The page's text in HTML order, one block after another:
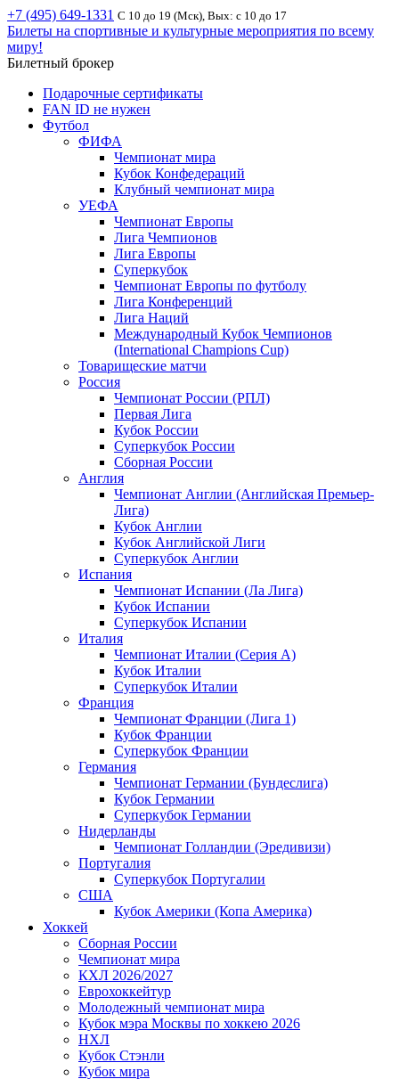
+7 (495) 649-1331 С 10 до 19 (Мск), Вых: с 10 до 17
Билеты на спортивные и культурные мероприятия по всему
миру!
Билетный брокер
Подарочные сертификаты
FAN ID не нужен
Футбол
ФИФА
Чемпионат мира
Кубок Конфедераций
Клубный чемпионат мира
УЕФА
Чемпионат Европы
Лига Чемпионов
Лига Европы
Суперкубок
Чемпионат Европы по футболу
Лига Конференций
Лига Наций
Международный Кубок Чемпионов
(International Champions Cup)
Товарищеские матчи
Россия
Чемпионат России (РПЛ)
Первая Лига
Кубок России
Суперкубок России
Сборная России
Англия
Чемпионат Англии (Английская Премьер-
Лига)
Кубок Англии
Кубок Английской Лиги
Суперкубок Англии
Испания
Чемпионат Испании (Ла Лига)
Кубок Испании
Суперкубок Испании
Италия
Чемпионат Италии (Серия А)
Кубок Италии
Суперкубок Италии
Франция
Чемпионат Франции (Лига 1)
Кубок Франции
Суперкубок Франции
Германия
Чемпионат Германии (Бундеслига)
Кубок Германии
Суперкубок Германии
Нидерланды
Чемпионат Голландии (Эредивизи)
Португалия
Суперкубок Португалии
США
Кубок Америки (Копа Америка)
Хоккей
Сборная России
Чемпионат мира
КХЛ 2026/2027
Еврохоккейтур
Молодежный чемпионат мира
Кубок мэра Москвы по хоккею 2026
НХЛ
Кубок Стэнли
Кубок мира